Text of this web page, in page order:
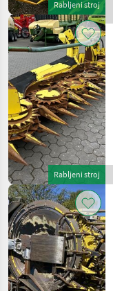
Rabljeni stroj
Rabljeni stroj